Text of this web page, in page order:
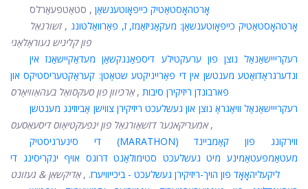
אָרטהאָסטאַטיק כייפּאָוטענשאַן , סטאַטפּעאַרלס
אָרטהאָסטאַטיק כייפּאָוטענשאַן: מעקאַניזאַמז, ז, פאַרוואַלטונג , זשורנאַל
פון קליניש נעוראָלאָגי
רעקרייישאַנאַל נוצן פון ערעקטילע דיספאַנגקשאַן מעדאַקיישאַנז אין
ונדערגראַדואַטע מענטשן אין די פאַרייניקטע שטאַטן: קעראַקטעריסטיקס און
פארבונדן ריזיקירן סיבות , אַרכיוון פון סעקסואַל בעהאַוויאָרס
רעקרייישאַנאַל וויאַגראַ נוצן און געשלעכט ריזיקירן צווישן אַביוזינג מענטשן
, אמעריקאנער דזשאָורנאַל פון ינפעקטיאָוס דיסעאַסעס
די סינערגיסטיק (MARATHON) ווירקונג פון קאַמביינד
מעטאַמפעטאַמינע מיט געשלעכט סטימולאַנט דרוגס אויף ינקריסינג די
ליקעליהאָאָד פון הויך-ריזיקירן געשלעכט - ביכייוויערז. , אַדיקשאַן & געזונט